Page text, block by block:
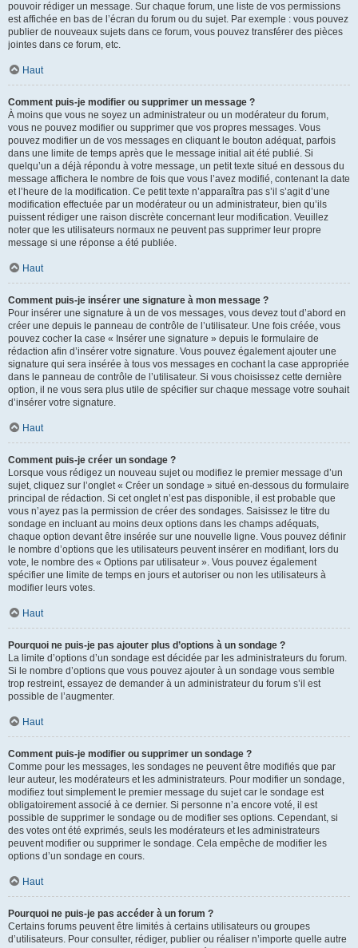
pouvoir rédiger un message. Sur chaque forum, une liste de vos permissions
est affichée en bas de l’écran du forum ou du sujet. Par exemple : vous pouvez
publier de nouveaux sujets dans ce forum, vous pouvez transférer des pièces
jointes dans ce forum, etc.
Haut
Comment puis-je modifier ou supprimer un message ?
À moins que vous ne soyez un administrateur ou un modérateur du forum,
vous ne pouvez modifier ou supprimer que vos propres messages. Vous
pouvez modifier un de vos messages en cliquant le bouton adéquat, parfois
dans une limite de temps après que le message initial ait été publié. Si
quelqu’un a déjà répondu à votre message, un petit texte situé en dessous du
message affichera le nombre de fois que vous l’avez modifié, contenant la date
et l’heure de la modification. Ce petit texte n’apparaîtra pas s’il s’agit d’une
modification effectuée par un modérateur ou un administrateur, bien qu’ils
puissent rédiger une raison discrète concernant leur modification. Veuillez
noter que les utilisateurs normaux ne peuvent pas supprimer leur propre
message si une réponse a été publiée.
Haut
Comment puis-je insérer une signature à mon message ?
Pour insérer une signature à un de vos messages, vous devez tout d’abord en
créer une depuis le panneau de contrôle de l’utilisateur. Une fois créée, vous
pouvez cocher la case « Insérer une signature » depuis le formulaire de
rédaction afin d’insérer votre signature. Vous pouvez également ajouter une
signature qui sera insérée à tous vos messages en cochant la case appropriée
dans le panneau de contrôle de l’utilisateur. Si vous choisissez cette dernière
option, il ne vous sera plus utile de spécifier sur chaque message votre souhait
d’insérer votre signature.
Haut
Comment puis-je créer un sondage ?
Lorsque vous rédigez un nouveau sujet ou modifiez le premier message d’un
sujet, cliquez sur l’onglet « Créer un sondage » situé en-dessous du formulaire
principal de rédaction. Si cet onglet n’est pas disponible, il est probable que
vous n’ayez pas la permission de créer des sondages. Saisissez le titre du
sondage en incluant au moins deux options dans les champs adéquats,
chaque option devant être insérée sur une nouvelle ligne. Vous pouvez définir
le nombre d’options que les utilisateurs peuvent insérer en modifiant, lors du
vote, le nombre des « Options par utilisateur ». Vous pouvez également
spécifier une limite de temps en jours et autoriser ou non les utilisateurs à
modifier leurs votes.
Haut
Pourquoi ne puis-je pas ajouter plus d’options à un sondage ?
La limite d’options d’un sondage est décidée par les administrateurs du forum.
Si le nombre d’options que vous pouvez ajouter à un sondage vous semble
trop restreint, essayez de demander à un administrateur du forum s’il est
possible de l’augmenter.
Haut
Comment puis-je modifier ou supprimer un sondage ?
Comme pour les messages, les sondages ne peuvent être modifiés que par
leur auteur, les modérateurs et les administrateurs. Pour modifier un sondage,
modifiez tout simplement le premier message du sujet car le sondage est
obligatoirement associé à ce dernier. Si personne n’a encore voté, il est
possible de supprimer le sondage ou de modifier ses options. Cependant, si
des votes ont été exprimés, seuls les modérateurs et les administrateurs
peuvent modifier ou supprimer le sondage. Cela empêche de modifier les
options d’un sondage en cours.
Haut
Pourquoi ne puis-je pas accéder à un forum ?
Certains forums peuvent être limités à certains utilisateurs ou groupes
d’utilisateurs. Pour consulter, rédiger, publier ou réaliser n’importe quelle autre